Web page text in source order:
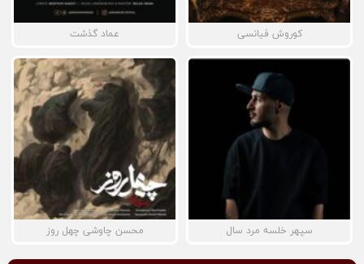
کوروش فیانسی عماد گذشت
سپهر خلسه مرد سال محسن چاوشی چهل روز